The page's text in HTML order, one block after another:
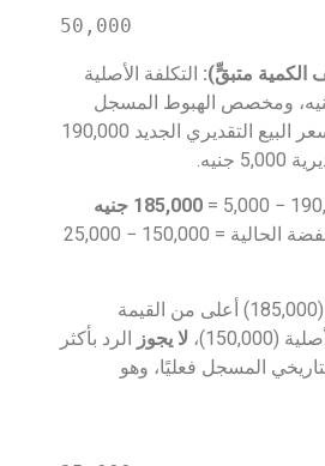
50,000
التكلفة الأصلية
150,000 جنيه، ومخصص الهبوط المسجل
عليه 25,000 جنيه. سعر البيع التقديري الجديد 190,000
جنيه.
185,000 جنيه
القيمة الدفترية المخفضة الحالية = 150,000 − 25,000
بما أن NRV الجديدة (185,000) أعلى من القيمة
لا يجوز الرد بأكثر
المسجل فعليًا، وهو